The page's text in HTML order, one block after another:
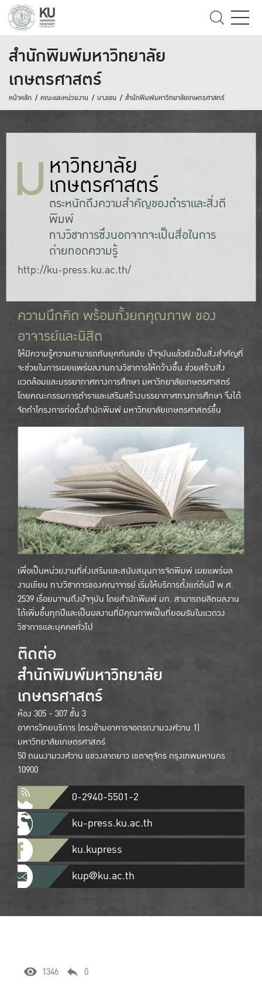
สำนักพิมพ์มหาวิทยาลัย
เกษตรศาสตร์
หน้าหลัก คณะและหน่วยงาน บางเขน สำนักพิมพ์มหาวิทยาลัยเกษตรศาสตร์
มหาวิทยาลัย
เกษตรศาสตร์
ตระหนักถึงความสำคัญของตำราและสิ่งตี
พิมพ์
ทางวิชาการซึ่งนอกจากจะเป็นสื่อในการ
ถ่ายทอดความรู้
http://ku-press.ku.ac.th/
ความนึกคิด พร้อมทั้งยกคุณภาพ ของ
อาจารย์และนิสิต
ให้มีความรู้ความสามารถทันยุคทันสมัย ปัจจุบันแล้วยังเป็นสิ่งสำคัญที่
จะช่วยในการเผยแพร่ผลงานทางวิชาการให้กว้างขึ้น ช่วยสร้างสิ่ง
แวดล้อมและบรรยากาศทางการศึกษา มหาวิทยาลัยเกษตรศาสตร์
โดยคณะกรรมการตำราและเสริมสร้างบรรยากาศทางการศึกษา จึงได้
จัดทำโครงการก่อตั้งสำนักพิมพ์ มหาวิทยาลัยเกษตรศาสตร์ขึ้น
เพื่อเป็นหน่วยงานที่ส่งเสริมและสนับสนุนการจัดพิมพ์ เผยแพร่ผล
งานเขียน ทางวิชาการของคณาจารย์ เริ่มให้บริการตั้งแต่ต้นปี พ.ศ.
2539 เรื่อยมาจนถึงปัจจุบัน โดยสำนักพิมพ์ มก. สามารถผลิตผลงาน
ได้เพิ่มขึ้นทุกปีและเป็นผลงานที่มีคุณภาพเป็นที่ยอมรับในแวดวง
วิชาการและบุคคลทั่วไป
ติดต่อ
สำนักพิมพ์มหาวิทยาลัย
เกษตรศาสตร์
ห้อง 305 - 307 ชั้น 3
อาคารวิทยบริการ (ตรงข้ามอาคารจอดรถงามวงศ์วาน 1)
มหาวิทยาลัยเกษตรศาสตร์
50 ถนนงามวงศ์วาน แขวงลาดยาว เขตจตุจักร กรุงเทพมหานคร
10900
0-2940-5501-2
ku-press.ku.ac.th
ku.kupress
kup@ku.ac.th
1346 0